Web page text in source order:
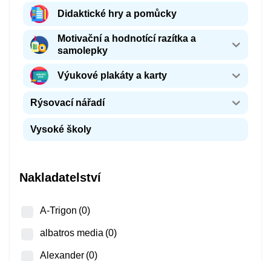
Didaktické hry a pomůcky
Motivační a hodnotící razítka a
samolepky
Výukové plakáty a karty
Rýsovací nářadí
Vysoké školy
Nakladatelství
A-Trigon (0)
albatros media (0)
Alexander (0)